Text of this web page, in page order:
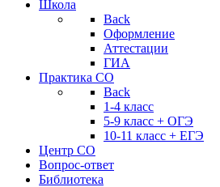
Школа
Back
Оформление
Аттестации
ГИА
Практика СО
Back
1-4 класс
5-9 класс + ОГЭ
10-11 класс + ЕГЭ
Центр СО
Вопрос-ответ
Библиотека